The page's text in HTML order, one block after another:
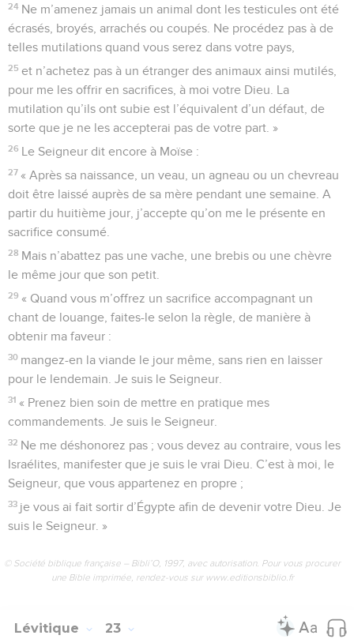
24 Ne m’amenez jamais un animal dont les testicules ont été
écrasés, broyés, arrachés ou coupés. Ne procédez pas à de
telles mutilations quand vous serez dans votre pays,
25 et n’achetez pas à un étranger des animaux ainsi mutilés,
pour me les offrir en sacrifices, à moi votre Dieu. La
mutilation qu’ils ont subie est l’équivalent d’un défaut, de
sorte que je ne les accepterai pas de votre part. »
26 Le Seigneur dit encore à Moïse :
27 « Après sa naissance, un veau, un agneau ou un chevreau
doit être laissé auprès de sa mère pendant une semaine. A
partir du huitième jour, j’accepte qu’on me le présente en
sacrifice consumé.
28 Mais n’abattez pas une vache, une brebis ou une chèvre
le même jour que son petit.
29 « Quand vous m’offrez un sacrifice accompagnant un
chant de louange, faites-le selon la règle, de manière à
obtenir ma faveur :
30 mangez-en la viande le jour même, sans rien en laisser
pour le lendemain. Je suis le Seigneur.
31 « Prenez bien soin de mettre en pratique mes
commandements. Je suis le Seigneur.
32 Ne me déshonorez pas ; vous devez au contraire, vous les
Israélites, manifester que je suis le vrai Dieu. C’est à moi, le
Seigneur, que vous appartenez en propre ;
33 je vous ai fait sortir d’Égypte afin de devenir votre Dieu. Je
suis le Seigneur. »
© Société biblique française – Bibli’O, 1997, avec autorisation. Pour vous procurer
une Bible imprimée, rendez-vous sur www.editionsbiblio.fr
Lévitique 23